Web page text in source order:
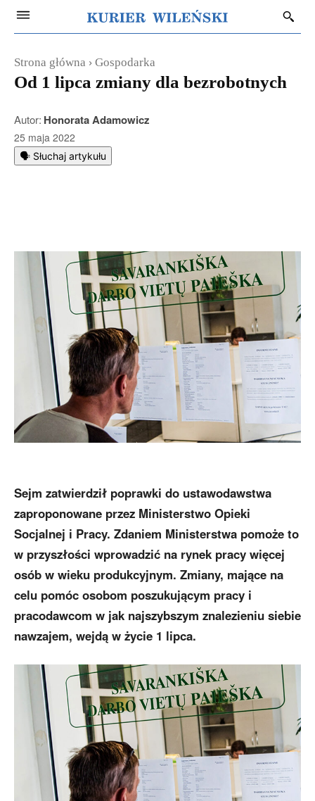
Strona główna Gospodarka
Od 1 lipca zmiany dla bezrobotnych
Autor: Honorata Adamowicz
25 maja 2022
🗣️ Słuchaj artykułu
Sejm zatwierdził poprawki do ustawodawstwa
zaproponowane przez Ministerstwo Opieki
Socjalnej i Pracy. Zdaniem Ministerstwa pomoże to
w przyszłości wprowadzić na rynek pracy więcej
osób w wieku produkcyjnym. Zmiany, mające na
celu pomóc osobom poszukującym pracy i
pracodawcom w jak najszybszym znalezieniu siebie
nawzajem, wejdą w życie 1 lipca.